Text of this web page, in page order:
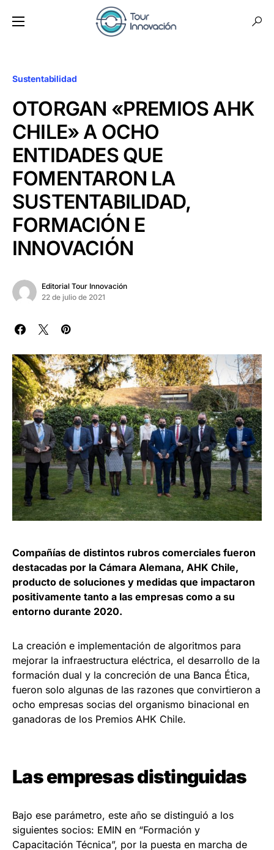
Sustentabilidad
OTORGAN «PREMIOS AHK
CHILE» A OCHO
ENTIDADES QUE
FOMENTARON LA
SUSTENTABILIDAD,
FORMACIÓN E
INNOVACIÓN
Editorial Tour Innovación
22 de julio de 2021
Compañías de distintos rubros comerciales fueron
destacadas por la Cámara Alemana, AHK Chile,
producto de soluciones y medidas que impactaron
positivamente tanto a las empresas como a su
entorno durante 2020.
La creación e implementación de algoritmos para
mejorar la infraestructura eléctrica, el desarrollo de la
formación dual y la concreción de una Banca Ética,
fueron solo algunas de las razones que convirtieron a
ocho empresas socias del organismo binacional en
ganadoras de los Premios AHK Chile.
Las empresas distinguidas
Bajo ese parámetro, este año se distinguió a los
siguientes socios: EMIN en “Formación y
Capacitación Técnica”, por la puesta en marcha de